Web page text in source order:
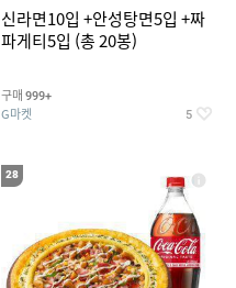
신라면10입 +안성탕면5입 +짜
파게티5입 (총 20봉)
구매 999+
G마켓 5
28